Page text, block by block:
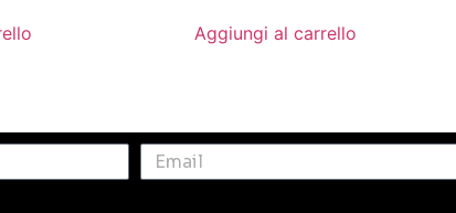
Aggiungi al carrello